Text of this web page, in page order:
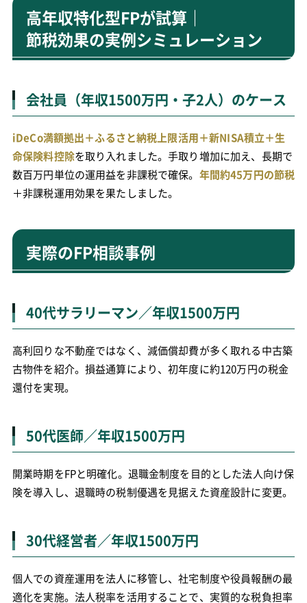
高年収特化型FPが試算｜
節税効果の実例シミュレーション
会社員（年収1500万円・子2人）のケース
iDeCo満額拠出＋ふるさと納税上限活用＋新NISA積立＋生
命保険料控除を取り入れました。手取り増加に加え、長期で
数百万円単位の運用益を非課税で確保。 年間約45万円の節税
＋非課税運用効果を果たしました。
実際のFP相談事例
40代サラリーマン／年収1500万円
高利回りな不動産ではなく、減価償却費が多く取れる中古築
古物件を紹介。損益通算により、初年度に約120万円の税金
還付を実現。
50代医師／年収1500万円
開業時期をFPと明確化。退職金制度を目的とした法人向け保
険を導入し、退職時の税制優遇を見据えた資産設計に変更。
30代経営者／年収1500万円
個人での資産運用を法人に移管し、社宅制度や役員報酬の最
適化を実施。法人税率を活用することで、実質的な税負担率